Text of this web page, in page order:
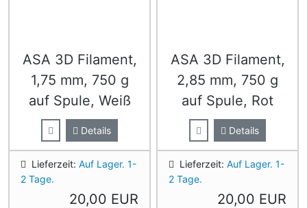
ASA 3D Filament,
1,75 mm, 750 g
auf Spule, Weiß
Details
Lieferzeit: Auf Lager. 1-
2 Tage.
20,00 EUR
ASA 3D Filament,
2,85 mm, 750 g
auf Spule, Rot
Details
Lieferzeit: Auf Lager. 1-
2 Tage.
20,00 EUR